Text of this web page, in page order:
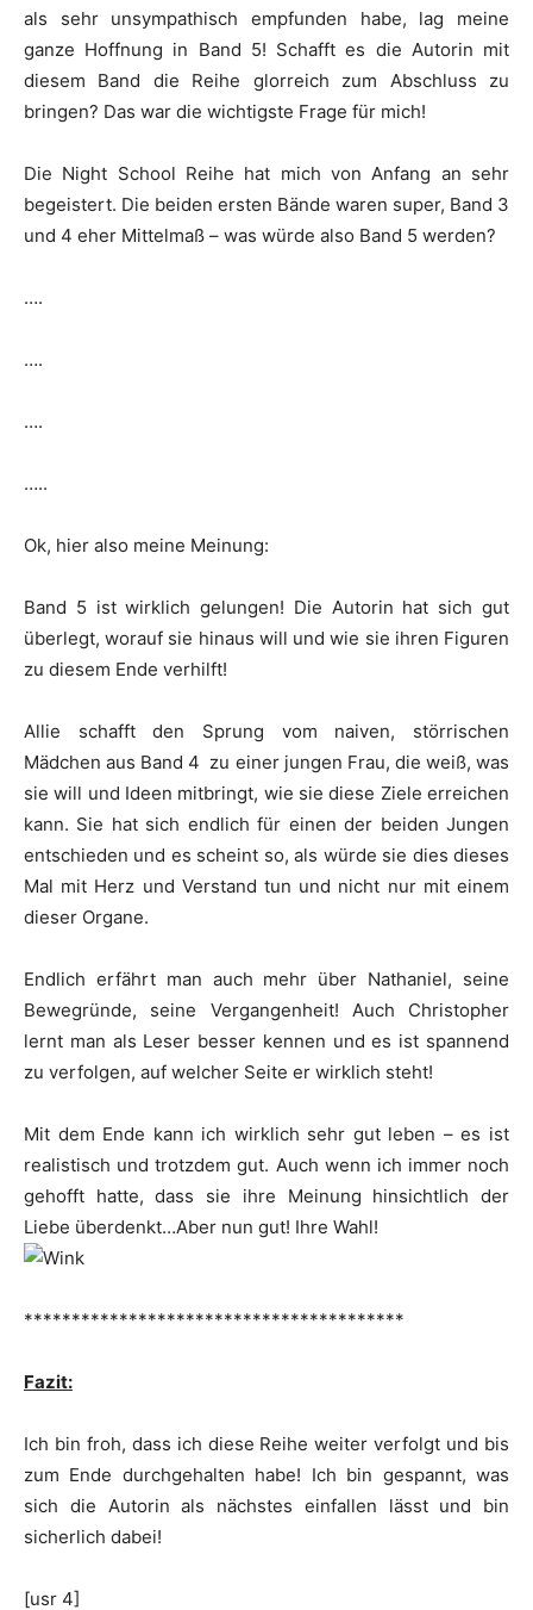
als sehr unsympathisch empfunden habe, lag meine
ganze Hoffnung in Band 5! Schafft es die Autorin mit
diesem Band die Reihe glorreich zum Abschluss zu
bringen? Das war die wichtigste Frage für mich!
Die Night School Reihe hat mich von Anfang an sehr
begeistert. Die beiden ersten Bände waren super, Band 3
und 4 eher Mittelmaß – was würde also Band 5 werden?
….
….
….
…..
Ok, hier also meine Meinung:
Band 5 ist wirklich gelungen! Die Autorin hat sich gut
überlegt, worauf sie hinaus will und wie sie ihren Figuren
zu diesem Ende verhilft!
Allie schafft den Sprung vom naiven, störrischen
Mädchen aus Band 4 zu einer jungen Frau, die weiß, was
sie will und Ideen mitbringt, wie sie diese Ziele erreichen
kann. Sie hat sich endlich für einen der beiden Jungen
entschieden und es scheint so, als würde sie dies dieses
Mal mit Herz und Verstand tun und nicht nur mit einem
dieser Organe.
Endlich erfährt man auch mehr über Nathaniel, seine
Bewegründe, seine Vergangenheit! Auch Christopher
lernt man als Leser besser kennen und es ist spannend
zu verfolgen, auf welcher Seite er wirklich steht!
Mit dem Ende kann ich wirklich sehr gut leben – es ist
realistisch und trotzdem gut. Auch wenn ich immer noch
gehofft hatte, dass sie ihre Meinung hinsichtlich der
Liebe überdenkt…Aber nun gut! Ihre Wahl!
****************************************
Fazit:
Ich bin froh, dass ich diese Reihe weiter verfolgt und bis
zum Ende durchgehalten habe! Ich bin gespannt, was
sich die Autorin als nächstes einfallen lässt und bin
sicherlich dabei!
[usr 4]